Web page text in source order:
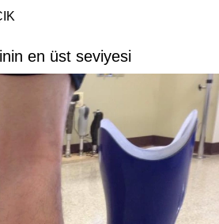
en üst seviyesi